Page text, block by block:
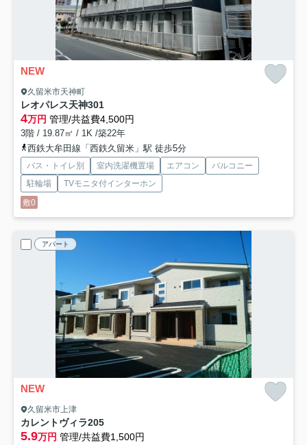
NEW
久留米市天神町
レオパレス天神301
4万円 管理/共益費4,500円
3階 / 19.87㎡ / 1K /築22年
西鉄大牟田線「西鉄久留米」駅 徒歩5分
バス・トイレ別 室内洗濯機置場 エアコン
バルコニー
駐輪場
TVモニタ付インターホン
敷0
アパート
NEW
久留米市上津
カレントヴィラ205
5.9万円 管理/共益費1,500円